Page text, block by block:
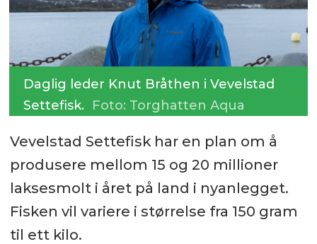
Daglig leder Knut Bråthen i Vevelstad
Settefisk. Foto: Torghatten Aqua
Vevelstad Settefisk har en plan om å
produsere mellom 15 og 20 millioner
laksesmolt i året på land i nyanlegget.
Fisken vil variere i størrelse fra 150 gram
til ett kilo.